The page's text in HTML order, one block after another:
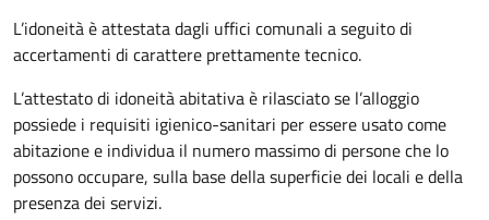
L’idoneità è attestata dagli uffici comunali a seguito di
accertamenti di carattere prettamente tecnico.
L’attestato di idoneità abitativa è rilasciato se l’alloggio
possiede i requisiti igienico-sanitari per essere usato come
abitazione e individua il numero massimo di persone che lo
possono occupare, sulla base della superficie dei locali e della
presenza dei servizi.